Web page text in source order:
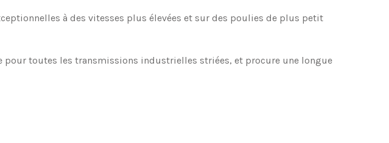
à des vitesses plus élevées et sur des poulies de plus petit
toutes les transmissions industrielles striées, et procure une longue